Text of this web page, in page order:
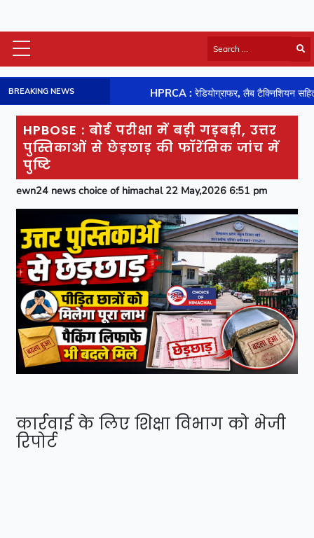
Himachal Latest
HP Board Results
National
Video
Viral News
Photos
Sports
Lifestyle
Business
Technology
Jobs/Career
BREAKING NEWSHPRCA : रेडियोग्राफर, लैब टैक्निशियन सहित पांच अन्य पदों की
HPBOSE : बोर्ड परीक्षा में बड़ी गड़बड़ी, उत्तर
पुस्तिकाओं से छेड़छाड़ की फॉरेंसिक जांच में
पुष्टि
ewn24 news choice of himachal 22 May,2026 6:51 pm
कार्रवाई के लिए शिक्षा विभाग को भेजी
रिपोर्ट